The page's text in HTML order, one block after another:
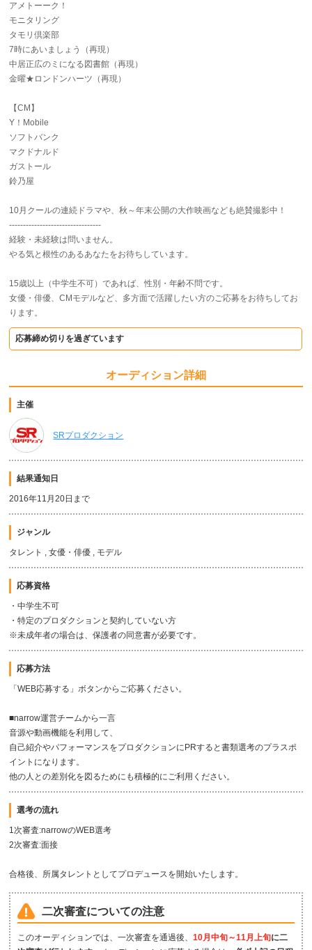
アメトーーク！
モニタリング
タモリ倶楽部
7時にあいましょう（再現）
中居正広のミになる図書館（再現）
金曜★ロンドンハーツ（再現）
【CM】
Y！Mobile
ソフトバンク
マクドナルド
ガストール
鈴乃屋
10月クールの連続ドラマや、秋～年末公開の大作映画なども絶賛撮影中！
---------------------------------
経験・未経験は問いません。
やる気と根性のあるあなたをお待ちしています。
15歳以上（中学生不可）であれば、性別・年齢不問です。
女優・俳優、CMモデルなど、多方面で活躍したい方のご応募をお待ちしてお
ります。
応募締め切りを過ぎています
オーディション詳細
主催
SRプロダクション
結果通知日
2016年11月20日まで
ジャンル
タレント , 女優・俳優 , モデル
応募資格
・中学生不可
・特定のプロダクションと契約していない方
※未成年者の場合は、保護者の同意書が必要です。
応募方法
「WEB応募する」ボタンからご応募ください。
■narrow運営チームから一言
音源や動画機能を利用して、
自己紹介やパフォーマンスをプロダクションにPRすると書類選考のプラスポ
イントになります。
他の人との差別化を図るためにも積極的にご利用ください。
選考の流れ
1次審査:narrowのWEB選考
2次審査:面接
合格後、所属タレントとしてプロデュースを開始いたします。
二次審査についての注意
このオーディションでは、一次審査を通過後、10月中旬～11月上旬に二